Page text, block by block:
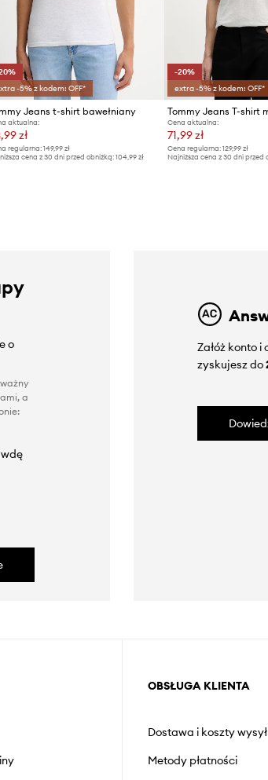
-5% z kodem: OFF*
Jeans t-shirt bawełniany
aktualna:
zł
regularna: 149,99 zł
cena z 30 dni przed obniżką: 104,99 zł
-20%
extra -5% z kodem: OFF*
Tommy Jeans T-shirt
Cena aktualna:
71,99 zł
Cena regularna: 129,99 zł
Najniższa cena z 30 dni przed
o
a
Załóż konto
zyskujesz do
OBSŁUGA KLIENTA
Dostawa i koszty
Metody płatności